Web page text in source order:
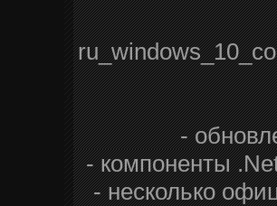
-
- компоненты
- несколько